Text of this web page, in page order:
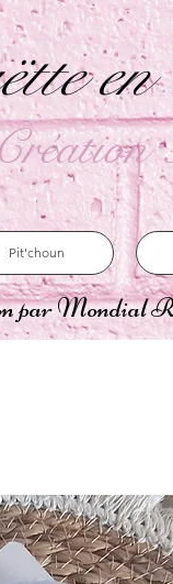
Pit'choun
par Mondial